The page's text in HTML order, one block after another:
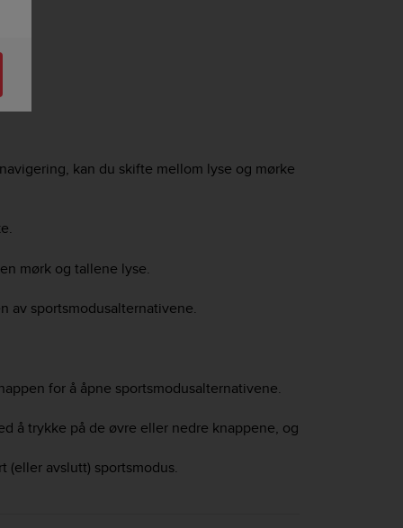
kan du skifte mellom lyse og mørke
mørk og tallene lyse.
av sportsmodusalternativene.
for å åpne sportsmodusalternativene.
å trykke på de øvre eller nedre knappene, og
(eller avslutt) sportsmodus.